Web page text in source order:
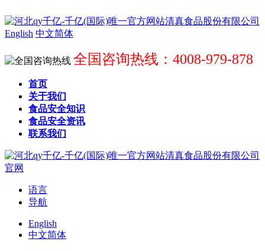
English 中文简体
全国咨询热线：4008-979-878
首页
关于我们
食品安全知识
食品安全资讯
联系我们
语言
导航
English
中文简体